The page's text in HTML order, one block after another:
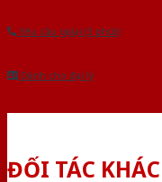
Yêu cầu gọi lại (3 phút)
Dành cho đại lý
ĐỐI TÁC